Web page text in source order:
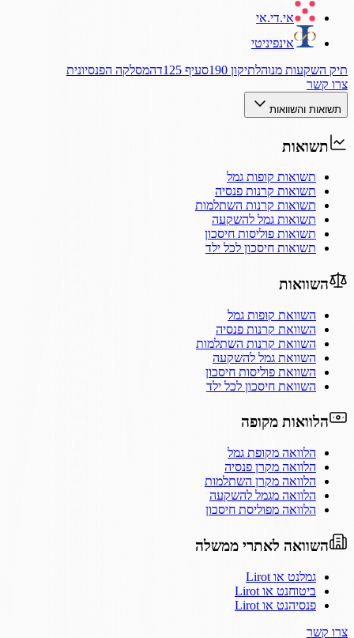
אי.די.אי
אינפיניטי
תיק השקעות מנוהלתיקון 190 סעיף 125ד
המסלקה הפנסיונית
צרו קשר
תשואות והשוואות
תשואות
תשואות קופות גמל
תשואות קרנות פנסיה
תשואות קרנות השתלמות
תשואות גמל להשקעה
תשואות פוליסות חיסכון
תשואות חיסכון לכל ילד
השוואות
השוואת קופות גמל
השוואת קרנות פנסיה
השוואת קרנות השתלמות
השוואת גמל להשקעה
השוואת פוליסות חיסכון
השוואת חיסכון לכל ילד
הלוואות מקופה
הלוואה מקופת גמל
הלוואה מקרן פנסיה
הלוואה מקרן השתלמות
הלוואה מגמל להשקעה
הלוואה מפוליסת חיסכון
השוואה לאתרי ממשלה
גמלנט או Lirot
ביטוחנט או Lirot
פנסיהנט או Lirot
צרו קשר